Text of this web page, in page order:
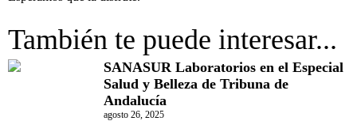
También te puede interesar...
SANASUR Laboratorios en el Especial
Salud y Belleza de Tribuna de
Andalucía
agosto 26, 2025